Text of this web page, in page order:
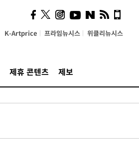
K-Artprice 프라임뉴시스 위클리뉴시스
제휴 콘텐츠 제보
시, 스마트폰 액세서리에
NFC 더했다